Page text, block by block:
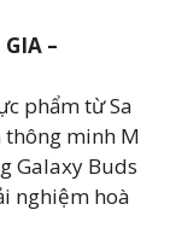
–
phẩm từ Sa
thông minh M
Galaxy Buds
nghiệm hoà